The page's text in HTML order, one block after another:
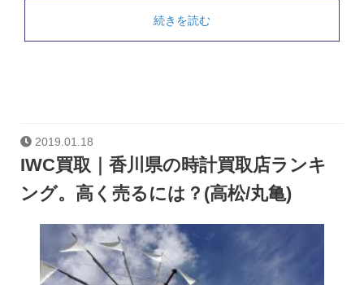
続きを読む
2019.01.18
IWC買取｜香川県の時計買取店ランキ
ング。高く売るには？(高松/丸亀)